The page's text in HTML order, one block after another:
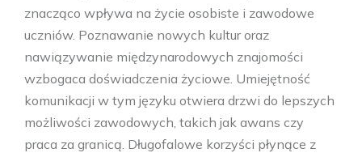
znacząco wpływa na życie osobiste i zawodowe
uczniów. Poznawanie nowych kultur oraz
nawiązywanie międzynarodowych znajomości
wzbogaca doświadczenia życiowe. Umiejętność
komunikacji w tym języku otwiera drzwi do lepszych
możliwości zawodowych, takich jak awans czy
praca za granicą. Długofalowe korzyści płynące z